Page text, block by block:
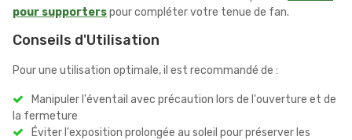
pour supporterspour compléter votre tenue de fan.
Conseils d'Utilisation
Pour une utilisation optimale, il est recommandé de :
Manipuler l'éventail avec précaution lors de l'ouverture et de
la fermeture
Éviter l'exposition prolongée au soleil pour préserver les